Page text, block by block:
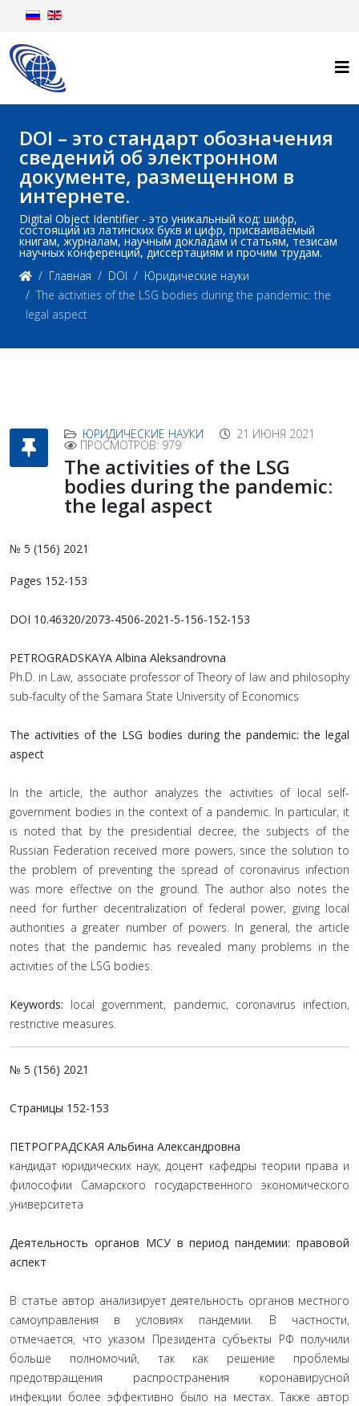
DOI – это стандарт обозначения
сведений об электронном
документе, размещенном в
интернете.
Digital Object Identifier - это уникальный код: шифр,
состоящий из латинских букв и цифр, присваиваемый
книгам, журналам, научным докладам и статьям, тезисам
научных конференций, диссертациям и прочим трудам.
Главная
DOI
Юридические науки
The activities of the LSG bodies during the pandemic: the
legal aspect
ЮРИДИЧЕСКИЕ НАУКИ 21 ИЮНЯ 2021
ПРОСМОТРОВ: 979
The activities of the LSG
bodies during the pandemic:
the legal aspect
№ 5 (156) 2021
Pages 152-153
DOI 10.46320/2073-4506-2021-5-156-152-153
PETROGRADSKAYA Albina Aleksandrovna
Ph.D. in Law, associate professor of Theory of law and philosophy
sub-faculty of the Samara State University of Economics
The activities of the LSG bodies during the pandemic: the legal
aspect
In the article, the author analyzes the activities of local self-
government bodies in the context of a pandemic. In particular, it
is noted that by the presidential decree, the subjects of the
Russian Federation received more powers, since the solution to
the problem of preventing the spread of coronavirus infection
was more effective on the ground. The author also notes the
need for further decentralization of federal power, giving local
authorities a greater number of powers. In general, the article
notes that the pandemic has revealed many problems in the
activities of the LSG bodies.
Keywords: local government, pandemic, coronavirus infection,
restrictive measures.
№ 5 (156) 2021
Страницы 152-153
ПЕТРОГРАДСКАЯ Альбина Александровна
кандидат юридических наук, доцент кафедры теории права и
философии Самарского государственного экономического
университета
Деятельность органов МСУ в период пандемии: правовой
аспект
В статье автор анализирует деятельность органов местного
самоуправления в условиях пандемии. В частности,
отмечается, что указом Президента субъекты РФ получили
больше полномочий, так как решение проблемы
предотвращения распространения коронавирусной
инфекции более эффективно было на местах. Также автор